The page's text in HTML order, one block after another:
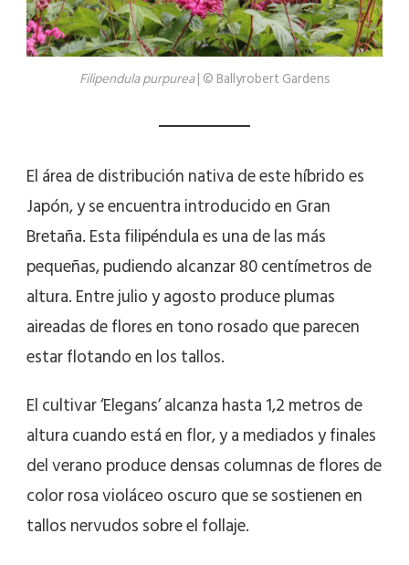
Filipendula purpurea| © Ballyrobert Gardens
El área de distribución nativa de este híbrido es
Japón, y se encuentra introducido en Gran
Bretaña. Esta filipéndula es una de las más
pequeñas, pudiendo alcanzar 80 centímetros de
altura. Entre julio y agosto produce plumas
aireadas de flores en tono rosado que parecen
estar flotando en los tallos.
El cultivar ‘Elegans’ alcanza hasta 1,2 metros de
altura cuando está en flor, y a mediados y finales
del verano produce densas columnas de flores de
color rosa violáceo oscuro que se sostienen en
tallos nervudos sobre el follaje.